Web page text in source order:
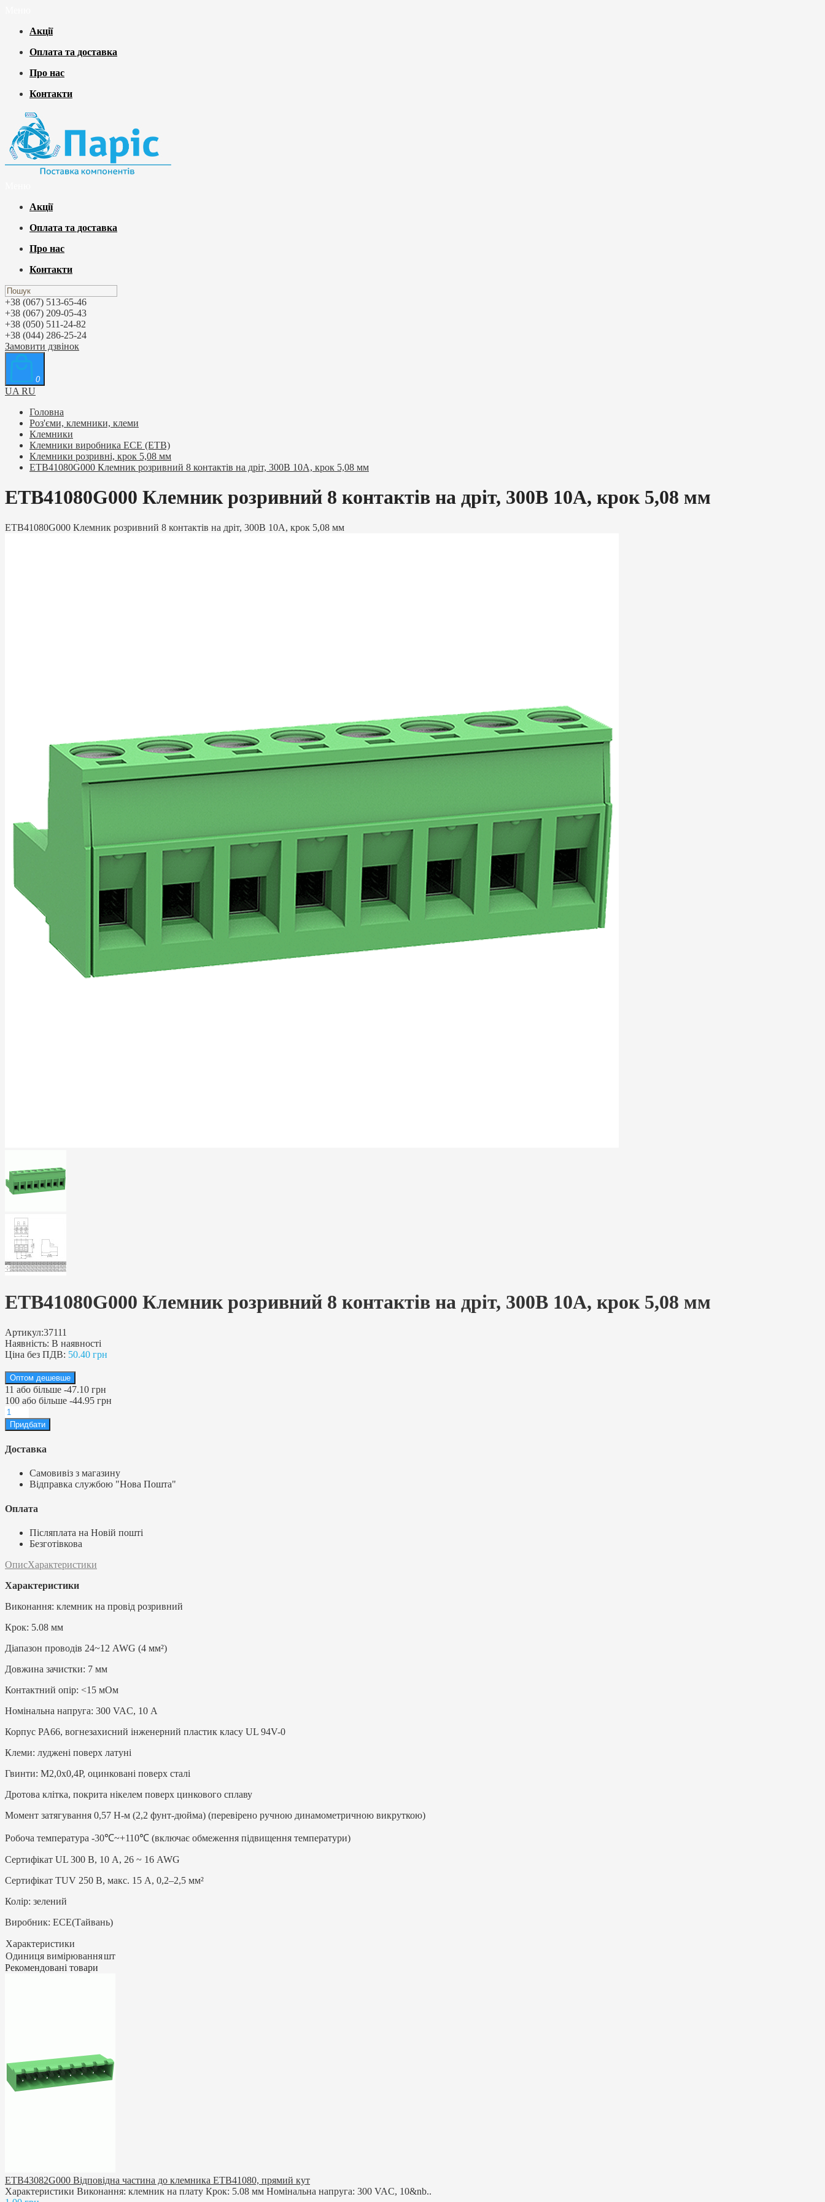
Акції
Оплата та доставка
Про нас
Контакти
Акції
Оплата та доставка
Про нас
Контакти
+38 (067) 513-65-46
+38 (067) 209-05-43
+38 (050) 511-24-82
+38 (044) 286-25-24
Замовити дзвінок
0
UA RU
Головна
Роз'єми, клемники, клеми
Клемники
Клемники виробника ЕСЕ (ETB)
Клемники розривні, крок 5,08 мм
ETB41080G000 Клемник розривний 8 контактів на дріт, 300В 10A, крок 5,08 мм
ETB41080G000 Клемник розривний 8 контактів на дріт, 300В 10A, крок 5,08 мм
ETB41080G000 Клемник розривний 8 контактів на дріт, 300В 10A, крок 5,08 мм
ETB41080G000 Клемник розривний 8 контактів на дріт, 300В 10A, крок 5,08 мм
Артикул:37111
Наявність: В наявності
Ціна без ПДВ: 50.40 грн
Оптом дешевше
11 або більше -47.10 грн
100 або більше -44.95 грн
Доставка
Самовивіз з магазину
Відправка службою "Нова Пошта"
Оплата
Післяплата на Новій пошті
Безготівкова
ОписХарактеристики
Характеристики
Виконання: клемник на провід розривний
Крок: 5.08 мм
Діапазон проводів 24~12 AWG (4 мм²)
Довжина зачистки: 7 мм
Контактний опір: <15 мОм
Номінальна напруга: 300 VAC, 10 А
Корпус PA66, вогнезахисний інженерний пластик класу UL 94V-0
Клеми: луджені поверх латуні
Гвинти: M2,0x0,4P, оцинковані поверх сталі
Дротова клітка, покрита нікелем поверх цинкового сплаву
Момент затягування 0,57 Н-м (2,2 фунт-дюйма) (перевірено ручною динамометричною викруткою)
Робоча температура -30℃~+110℃ (включає обмеження підвищення температури)
Сертифікат UL 300 В, 10 А, 26 ~ 16 AWG
Сертифікат TUV 250 В, макс. 15 А, 0,2–2,5 мм²
Колір: зелений
Виробник: ЕСЕ(Тайвань)
Характеристики
Одиниця вимірюванняшт
Рекомендовані товари
ETB43082G000 Відповідна частина до клемника ETB41080, прямий кут
Характеристики Виконання: клемник на плату Крок: 5.08 мм Номінальна напруга: 300 VAC, 10&nb..